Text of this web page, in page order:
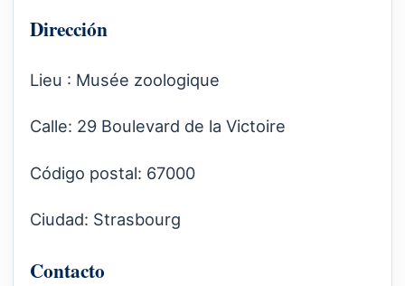
Dirección
Lieu : Musée zoologique
Calle: 29 Boulevard de la Victoire
Código postal: 67000
Ciudad: Strasbourg
Contacto